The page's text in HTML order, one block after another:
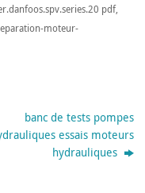
pdf,
moteur-
banc de tests pompes
essais moteurs
hydrauliques